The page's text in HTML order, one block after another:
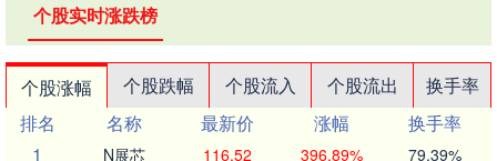
个股实时涨跌榜
个股涨幅 个股跌幅 个股流入 个股流出
换手率
排名
名称 最新价 涨幅
换手率
1
N展芯 116.52 396.89% 79.39%